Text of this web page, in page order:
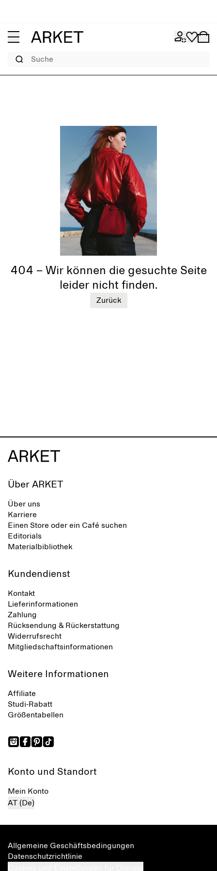
Suche
404 – Wir können die gesuchte Seite
leider nicht finden.
Zurück
Über ARKET
Über uns
Karriere
Einen Store oder ein Café suchen
Editorials
Materialbibliothek
Kundendienst
Kontakt
Lieferinformationen
Zahlung
Rücksendung & Rückerstattung
Widerrufsrecht
Mitgliedschaftsinformationen
Weitere Informationen
Affiliate
Studi-Rabatt
Größentabellen
Konto und Standort
Mein Konto
AT (De)
Allgemeine Geschäftsbedingungen
Datenschutzrichtlinie